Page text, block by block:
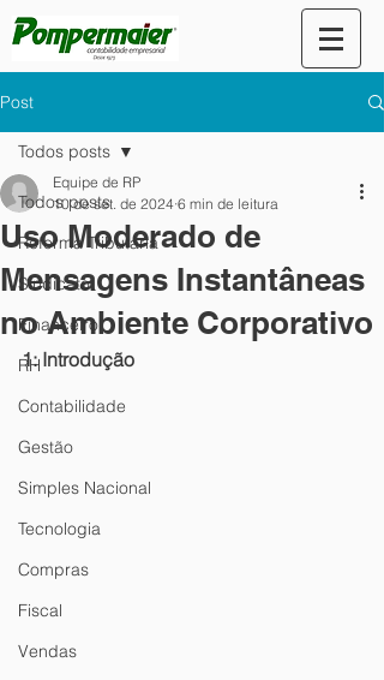
Post
Todos posts
Reforma Tributária
Sindicato
Financeiro
RH
Contabilidade
Gestão
Simples Nacional
Tecnologia
Compras
Fiscal
Vendas
Todos posts
Uso Moderado de
Mensagens Instantâneas
no Ambiente Corporativo
Equipe de RP
10 de set. de 2024 6 min de leitura
1: Introdução